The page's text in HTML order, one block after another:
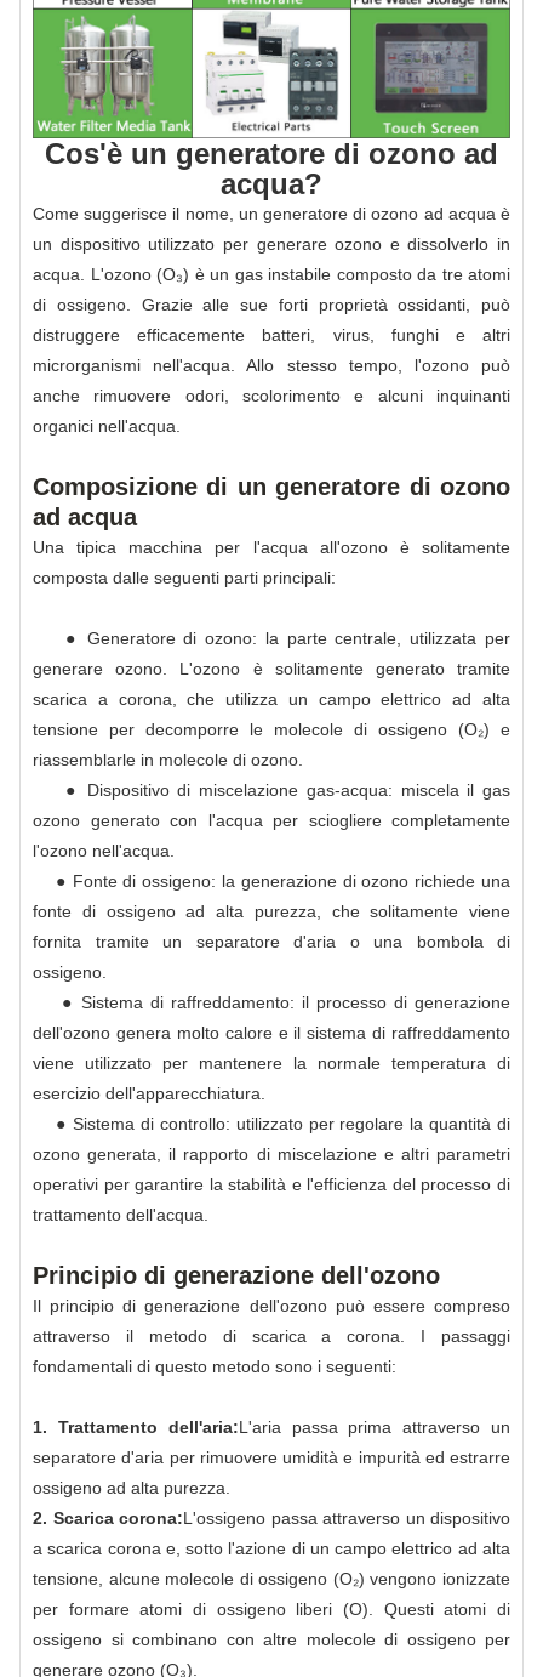
Cos'è un generatore di ozono ad
acqua?
Come suggerisce il nome, un generatore di ozono ad acqua è
un dispositivo utilizzato per generare ozono e dissolverlo in
acqua. L'ozono (O₃) è un gas instabile composto da tre atomi
di ossigeno. Grazie alle sue forti proprietà ossidanti, può
distruggere efficacemente batteri, virus, funghi e altri
microrganismi nell'acqua. Allo stesso tempo, l'ozono può
anche rimuovere odori, scolorimento e alcuni inquinanti
organici nell'acqua.
Composizione di un generatore di ozono
ad acqua
Una tipica macchina per l'acqua all'ozono è solitamente
composta dalle seguenti parti principali:
● Generatore di ozono: la parte centrale, utilizzata per
generare ozono. L'ozono è solitamente generato tramite
scarica a corona, che utilizza un campo elettrico ad alta
tensione per decomporre le molecole di ossigeno (O₂) e
riassemblarle in molecole di ozono.
● Dispositivo di miscelazione gas-acqua: miscela il gas
ozono generato con l'acqua per sciogliere completamente
l'ozono nell'acqua.
● Fonte di ossigeno: la generazione di ozono richiede una
fonte di ossigeno ad alta purezza, che solitamente viene
fornita tramite un separatore d'aria o una bombola di
ossigeno.
● Sistema di raffreddamento: il processo di generazione
dell'ozono genera molto calore e il sistema di raffreddamento
viene utilizzato per mantenere la normale temperatura di
esercizio dell'apparecchiatura.
● Sistema di controllo: utilizzato per regolare la quantità di
ozono generata, il rapporto di miscelazione e altri parametri
operativi per garantire la stabilità e l'efficienza del processo di
trattamento dell'acqua.
Principio di generazione dell'ozono
Il principio di generazione dell'ozono può essere compreso
attraverso il metodo di scarica a corona. I passaggi
fondamentali di questo metodo sono i seguenti:
1. Trattamento dell'aria:L'aria passa prima attraverso un
separatore d'aria per rimuovere umidità e impurità ed estrarre
ossigeno ad alta purezza.
2. Scarica corona:L'ossigeno passa attraverso un dispositivo
a scarica corona e, sotto l'azione di un campo elettrico ad alta
tensione, alcune molecole di ossigeno (O₂) vengono ionizzate
per formare atomi di ossigeno liberi (O). Questi atomi di
ossigeno si combinano con altre molecole di ossigeno per
generare ozono (O₃).